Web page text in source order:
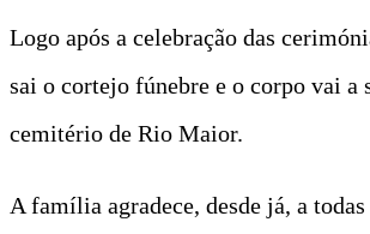
Logo após a celebração das
sai o cortejo fúnebre e o corpo vai a
cemitério de Rio Maior.
A família agradece, desde já, a todas